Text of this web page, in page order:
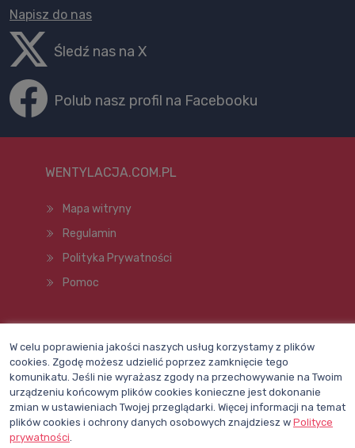
Napisz do nas
Śledź nas na X
Polub nasz profil na Facebooku
WENTYLACJA.COM.PL
Mapa witryny
Regulamin
Polityka Prywatności
Pomoc
W celu poprawienia jakości naszych usług korzystamy z plików
cookies. Zgodę możesz udzielić poprzez zamknięcie tego
komunikatu. Jeśli nie wyrażasz zgody na przechowywanie na Twoim
urządzeniu końcowym plików cookies konieczne jest dokonanie
zmian w ustawieniach Twojej przeglądarki. Więcej informacji na temat
plików cookies i ochrony danych osobowych znajdziesz w Polityce
prywatności.